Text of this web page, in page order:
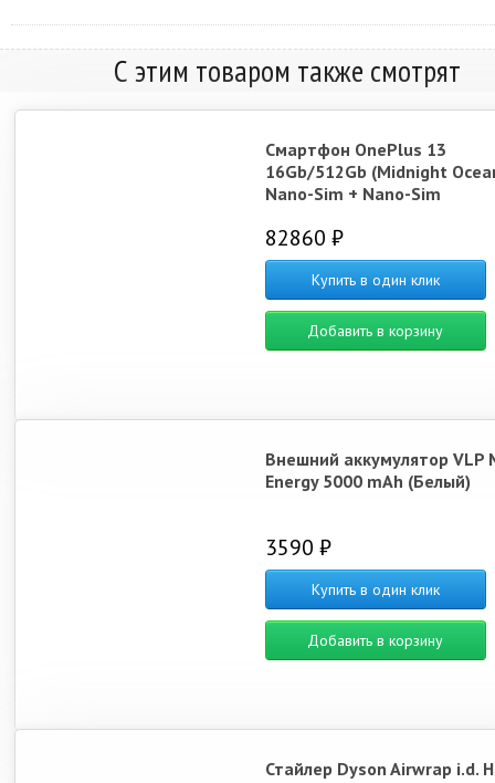
С этим товаром также смотрят
Смартфон OnePlus 13
16Gb/512Gb (Midnight
Nano-Sim + Nano-Sim
82860 ₽
Купить в один клик
Добавить в корзину
Внешний аккумулятор VLP
Energy 5000 mAh (Белый)
3590 ₽
Купить в один клик
Добавить в корзину
Стайлер Dyson Airwrap i.d.